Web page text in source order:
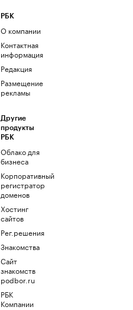
РБК
О компании
Контактная
информация
Редакция
Размещение
рекламы
Другие
продукты
РБК
Облако для
бизнеса
Корпоративный
регистратор
доменов
Хостинг
сайтов
Рег.решения
Знакомства
Сайт
знакомств
podbor.ru
РБК
Компании